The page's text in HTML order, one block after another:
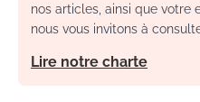
nos articles, ainsi que votre
nous vous invitons à
Lire notre charte